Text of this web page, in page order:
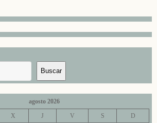
Buscar
agosto 2026
X J V S D